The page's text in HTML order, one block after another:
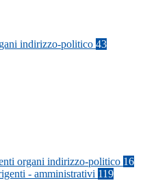
indirizzo-politico 43
organi indirizzo-politico 16
- amministrativi 119